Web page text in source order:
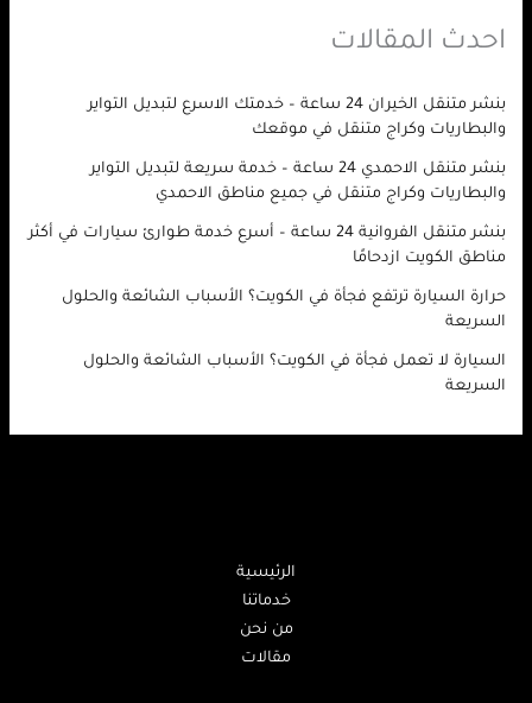
احدث المقالات
بنشر متنقل الخيران 24 ساعة – خدمتك الاسرع لتبديل التواير
والبطاريات وكراج متنقل في موقعك
بنشر متنقل الاحمدي 24 ساعة – خدمة سريعة لتبديل التواير
والبطاريات وكراج متنقل في جميع مناطق الاحمدي
بنشر متنقل الفروانية 24 ساعة – أسرع خدمة طوارئ سيارات في أكثر
مناطق الكويت ازدحامًا
حرارة السيارة ترتفع فجأة في الكويت؟ الأسباب الشائعة والحلول
السريعة
السيارة لا تعمل فجأة في الكويت؟ الأسباب الشائعة والحلول
السريعة
الرئيسية
خدماتنا
من نحن
مقالات